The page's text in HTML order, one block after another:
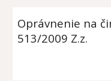
Oprávnenie na
513/2009 Z.z.